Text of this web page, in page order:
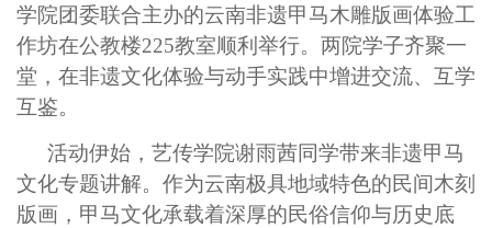
学院团委联合主办的云南非遗甲马木雕版画体验工
作坊在公教楼225教室顺利举行。两院学子齐聚一
堂，在非遗文化体验与动手实践中增进交流、互学
互鉴。
活动伊始，艺传学院谢雨茜同学带来非遗甲马
文化专题讲解。作为云南极具地域特色的民间木刻
版画，甲马文化承载着深厚的民俗信仰与历史底